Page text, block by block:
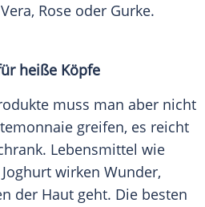
, Rose oder Gurke.
heiße Köpfe
muss man aber nicht
greifen, es reicht
. Lebensmittel wie
Joghurt wirken Wunder,
der Haut geht. Die besten